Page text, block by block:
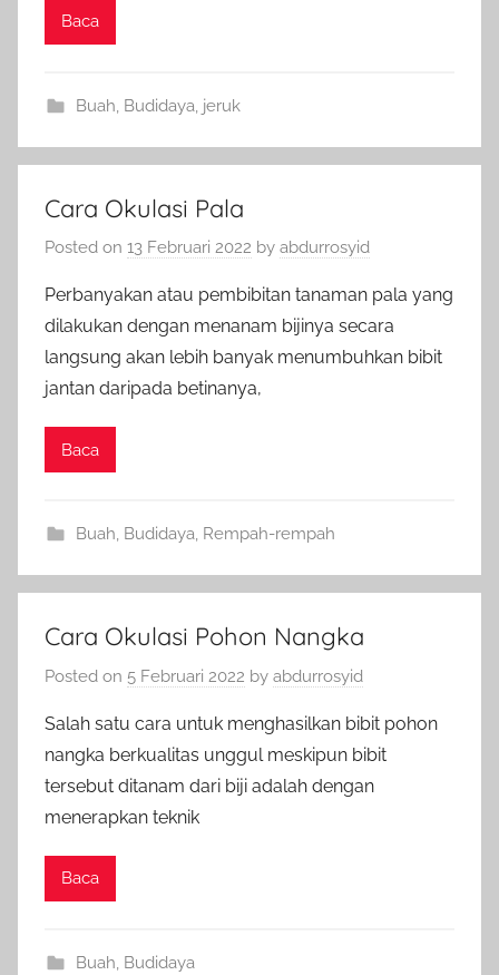
Baca
Buah Budidaya jeruk
Cara Okulasi Pala
Posted on 13 Februari 2022 by abdurrosyid
Perbanyakan atau pembibitan tanaman pala yang
dilakukan dengan menanam bijinya secara
langsung akan lebih banyak menumbuhkan bibit
jantan daripada betinanya,
Baca
Buah, Budidaya, Rempah-rempah
Cara Okulasi Pohon Nangka
Posted on 5 Februari 2022 by abdurrosyid
Salah satu cara untuk menghasilkan bibit pohon
nangka berkualitas unggul meskipun bibit
tersebut ditanam dari biji adalah dengan
menerapkan teknik
Baca
Buah Budidaya